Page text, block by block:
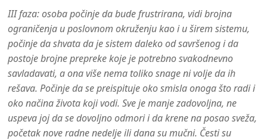
III faza: osoba počinje da bude frustrirana, vidi brojna
ograničenja u poslovnom okruženju kao i u širem sistemu,
počinje da shvata da je sistem daleko od savršenog i da
postoje brojne prepreke koje je potrebno svakodnevno
savladavati, a ona više nema toliko snage ni volje da ih
rešava. Počinje da se preispituje oko smisla onoga što radi i
oko načina života koji vodi. Sve je manje zadovoljna, ne
uspeva joj da se dovoljno odmori i da krene na posao sveža,
početak nove radne nedelje ili dana su mučni. Česti su